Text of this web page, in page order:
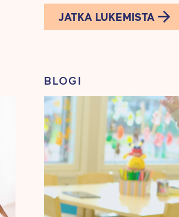
JATKA LUKEMISTA
BLOGI